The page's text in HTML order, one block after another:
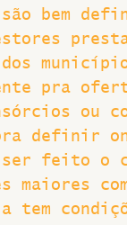
são bem
pra
ou
definir
ser feito o
maiores
tem